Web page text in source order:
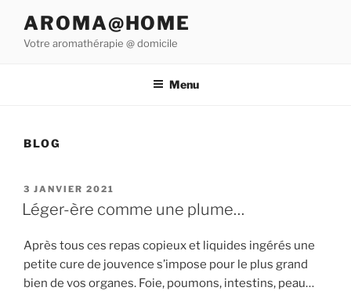
contenu
AROMA@HOME
Votre aromathérapie @ domicile
Menu
BLOG
PUBLIÉ
LE
3 JANVIER 2021
Léger-ère comme une plume…
Après tous ces repas copieux et liquides ingérés une
petite cure de jouvence s’impose pour le plus grand
bien de vos organes. Foie, poumons, intestins, peau…